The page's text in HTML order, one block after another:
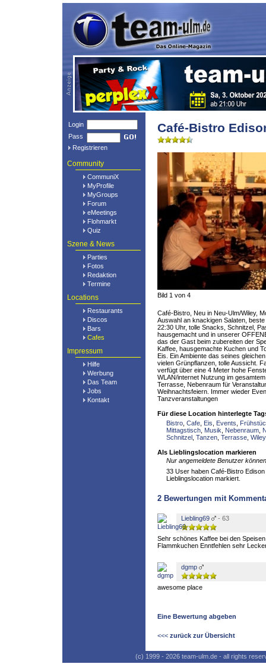
Login
Pass
Registrieren
Community
CommuniX
MyProfile
MyGroups
Forum
eMeetings
Flohmarkt
Quiz
Szene & News
Parties
Fotos
Redaktion
Termine
Locations
Restaurants
Discos
Bars
Cafes
Impressum
Hilfe
Werbung
Das Team
Jobs
Kontakt
Café-Bistro
Bild 1 von 4
Café-Bistro, Neu in Neu-Ulm/Wiley,
Auswahl an knackigen Salaten,
22:30 Uhr, tolle Snacks, Schnitzel,
hausgemacht und in unserer
das der Gast beim zubereiten der
Kaffee, hausgemachte Kuchen und
Eis. Ein Ambiente das seines
vielen Grünpflanzen, tolle Aussicht.
verfügt über eine 4 Meter hohe
WLAN/internet Nutzung im
Terrasse, Nebenraum für
Weihnachtsfeiern. Immer wieder
Tanzveranstaltungen
Für diese Location hinterlegte
Bistro Cafe Eis Events
Mittagstisch Musik Nebenraum
Schnitzel Tanzen Terrasse Wiley
Als Lieblingslocation markieren
Nur angemeldete Benutzer
33 User haben Café-Bistro
Lieblingslocation markiert.
2 Bewertungen mit
Liebling69 - 63
Sehr schönes Kaffee bei den
Flammkuchen Enntfehlen sehr
dgmp
awesome place
Eine Bewertung abgeben
<<< zurück zur Übersicht
(c) 1999 - 2026 team-ulm.de - all rights